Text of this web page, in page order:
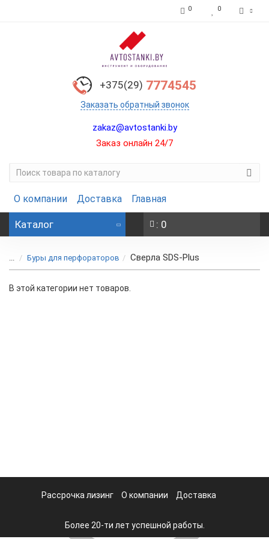
0 0
+375(29) 7774545
Заказать обратный звонок
zakaz@avtostanki.by
Заказ онлайн 24/7
О компании Доставка Главная
Каталог : 0
... Буры для перфораторов Сверла SDS-Plus
В этой категории нет товаров.
Рассрочка лизинг О компании Доставка
Более 20-ти лет успешной работы.